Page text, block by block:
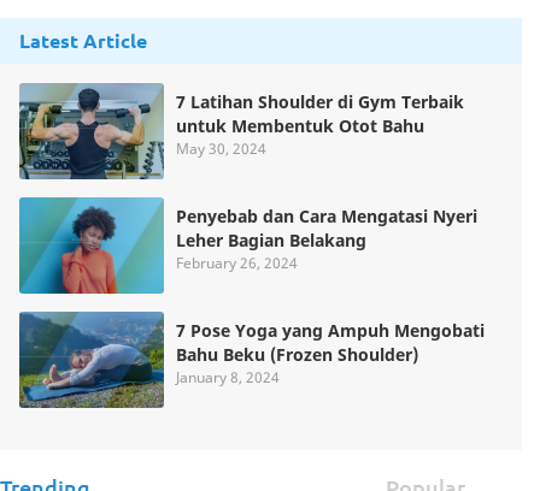
Latest Article
7 Latihan Shoulder di Gym Terbaik
untuk Membentuk Otot Bahu
May 30, 2024
Penyebab dan Cara Mengatasi Nyeri
Leher Bagian Belakang
February 26, 2024
7 Pose Yoga yang Ampuh Mengobati
Bahu Beku (Frozen Shoulder)
January 8, 2024